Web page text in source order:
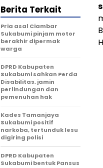
Berita Terkait
Pria asal Ciambar
Sukabumi pinjam motor
berakhir dipermak
warga
DPRD Kabupaten
Sukabumi sahkan Perda
Disabilitas, jamin
perlindungan dan
pemenuhan hak
Kades Tamanjaya
Sukabumi positif
narkoba, tertunduk lesu
digiring polisi
DPRD Kabupaten
Sukabumi bentuk Pansus